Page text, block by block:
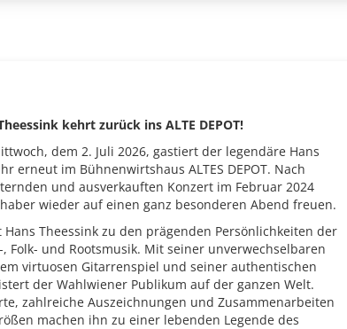
kehrt zurück ins ALTE DEPOT!
dem 2. Juli 2026, gastiert der legendäre Hans
erneut im Bühnenwirtshaus ALTES DEPOT. Nach
und ausverkauften Konzert im Februar 2024
wieder auf einen ganz besonderen Abend freuen.
Hans Theessink zu den prägenden Persönlichkeiten der
Folk- und Rootsmusik. Mit seiner unverwechselbaren
virtuosen Gitarrenspiel und seiner authentischen
der Wahlwiener Publikum auf der ganzen Welt.
zahlreiche Auszeichnungen und Zusammenarbeiten
machen ihn zu einer lebenden Legende des